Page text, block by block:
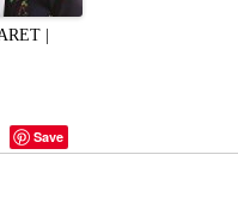
|
Save